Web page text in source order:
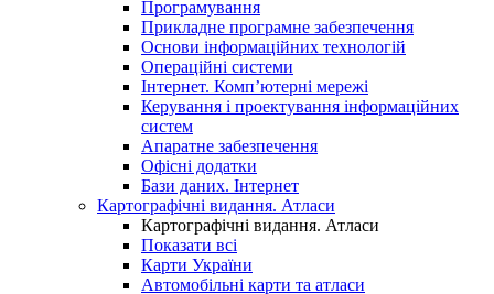
Програмування
Прикладне програмне забезпечення
Основи інформаційних технологій
Операційні системи
Інтернет. Комп’ютерні мережі
Керування і проектування інформаційних
систем
Апаратне забезпечення
Офісні додатки
Бази даних. Інтернет
Картографічні видання. Атласи
Картографічні видання. Атласи
Показати всі
Карти України
Автомобільні карти та атласи